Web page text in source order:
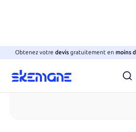
Obtenez votre devisgratuitement enmoins